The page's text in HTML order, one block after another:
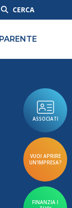
CERCA
ASSOCIATI
VUOI APRIRE
UN'IMPRESA?
FINANZIA I